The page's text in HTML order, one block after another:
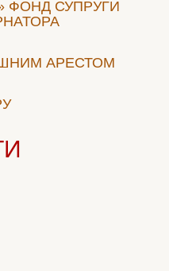
ФОНД СУПРУГИ
АРЕСТОМ